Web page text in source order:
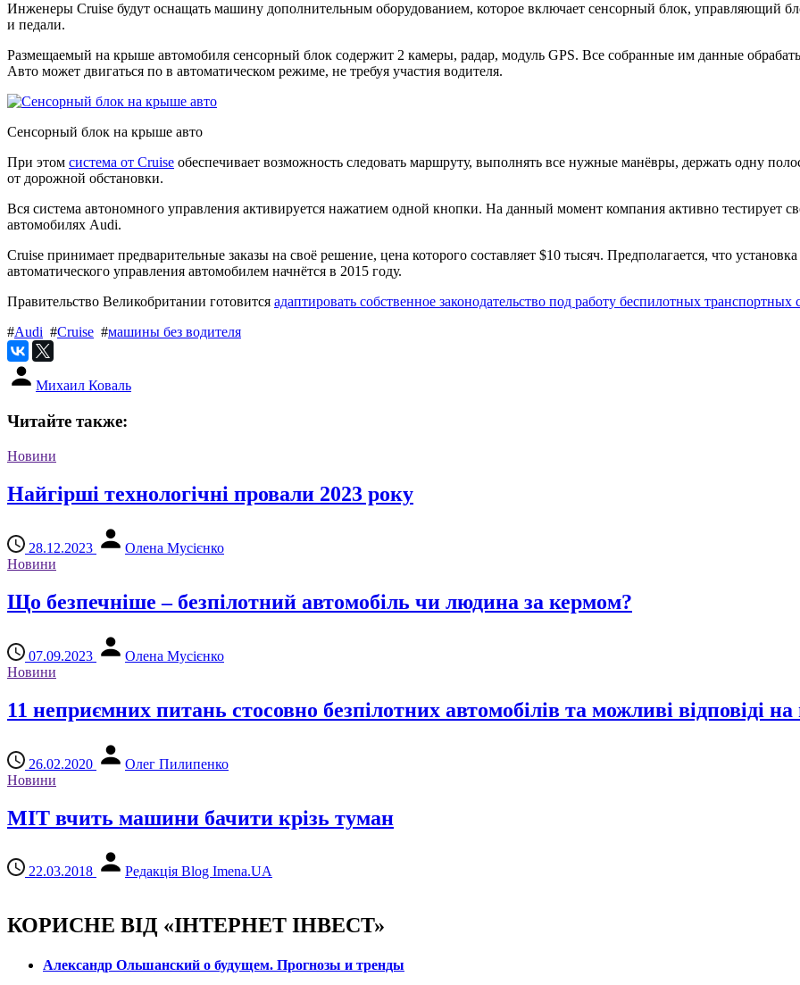
Инженеры Cruise будут оснащать машину дополнительным оборудованием, которое включает сенсорный блок, управляющий
и педали.
Размещаемый на крыше автомобиля сенсорный блок содержит 2 камеры, радар, модуль GPS. Все собранные им данные
Авто может двигаться по в автоматическом режиме, не требуя участия водителя.
Сенсорный блок на крыше авто
При этом система от Cruise обеспечивает возможность следовать маршруту, выполнять все нужные манёвры, держать одну
от дорожной обстановки.
Вся система автономного управления активируется нажатием одной кнопки. На данный момент компания активно тестирует
автомобилях Audi.
Cruise принимает предварительные заказы на своё решение, цена которого составляет $10 тысяч. Предполагается, что
автоматического управления автомобилем начнётся в 2015 году.
Правительство Великобритании готовится адаптировать собственное законодательство под работу беспилотных транспортных
#Audi #Cruise #машины без водителя
Михаил Коваль
Читайте также:
Новини
Найгірші технологічні провали 2023 року
28.12.2023
Олена Мусієнко
Новини
Що безпечніше – безпілотний автомобіль чи людина за кермом?
07.09.2023
Олена Мусієнко
Новини
11 неприємних питань стосовно безпілотних автомобілів та можливі відповіді
26.02.2020
Олег Пилипенко
Новини
MIT вчить машини бачити крізь туман
22.03.2018 Редакція Blog Imena.UA
КОРИСНЕ ВІД «ІНТЕРНЕТ ІНВЕСТ»
Александр Ольшанский о будущем. Прогнозы и тренды